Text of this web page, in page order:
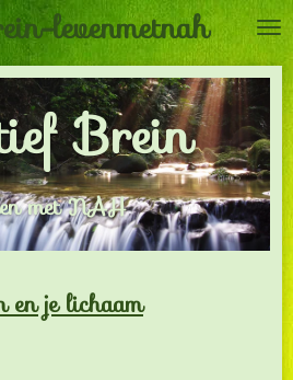
levenmetnah
Brein
met NAH
en je lichaam